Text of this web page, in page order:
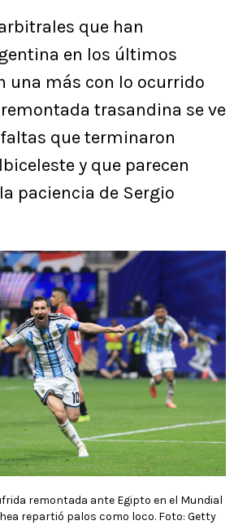
que han
en los últimos
una más con lo ocurrido
trasandina se ve
que terminaron
y que parecen
paciencia de Sergio
remontada ante Egipto en el Mundial
repartió palos como loco. Foto: Getty